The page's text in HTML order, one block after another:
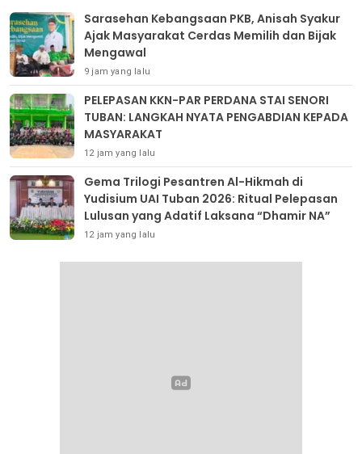
Sarasehan Kebangsaan PKB, Anisah Syakur
Ajak Masyarakat Cerdas Memilih dan Bijak
Mengawal
9 jam yang lalu
PELEPASAN KKN-PAR PERDANA STAI SENORI
TUBAN: LANGKAH NYATA PENGABDIAN KEPADA
MASYARAKAT
12 jam yang lalu
Gema Trilogi Pesantren Al-Hikmah di
Yudisium UAI Tuban 2026: Ritual Pelepasan
Lulusan yang Adatif Laksana “Dhamir NA”
12 jam yang lalu